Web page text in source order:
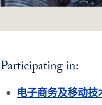
Participating in:
电子商务及移动技